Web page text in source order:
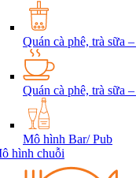
Quán cà phê, trà sữa
Quán cà phê, trà sữa –
Mô hình Bar/ Pub
hình chuỗi